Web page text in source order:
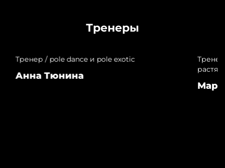
Тренеры
Тренер / pole dance и pole exotic
Анна Тюнина